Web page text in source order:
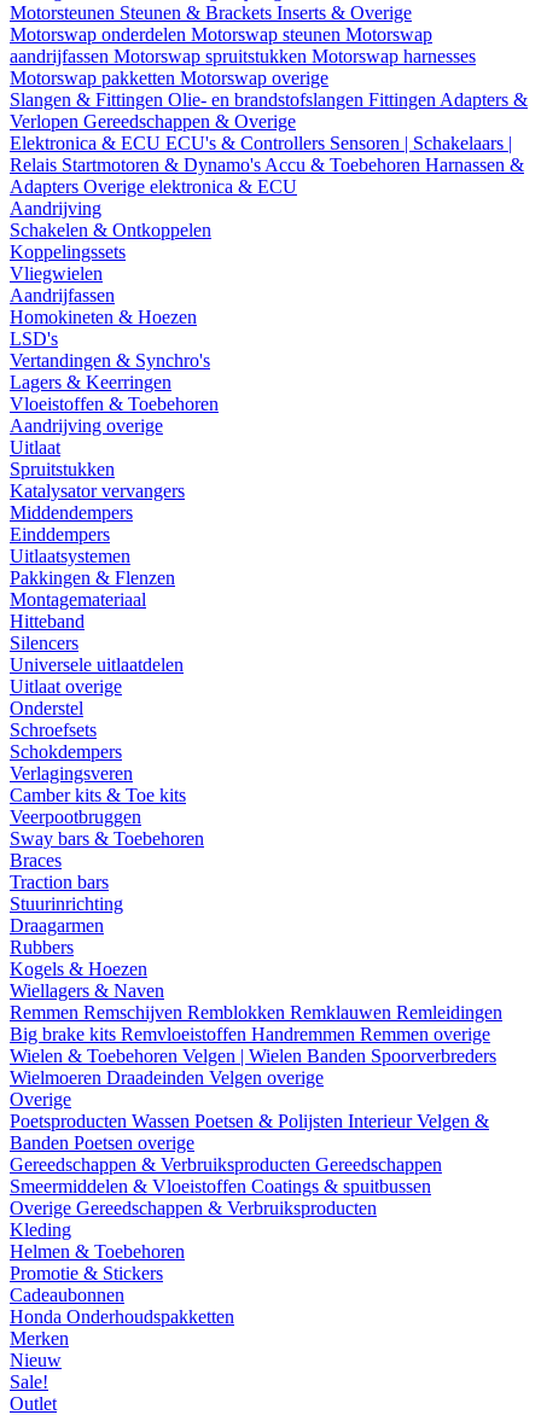
Motorsteunen Steunen & Brackets Inserts & Overige
Motorswap onderdelen Motorswap steunen Motorswap
aandrijfassen Motorswap spruitstukken Motorswap harnesses
Motorswap pakketten Motorswap overige
Slangen & Fittingen Olie- en brandstofslangen Fittingen Adapters &
Verlopen Gereedschappen & Overige
Elektronica & ECU ECU's & Controllers Sensoren | Schakelaars |
Relais Startmotoren & Dynamo's Accu & Toebehoren Harnassen &
Adapters Overige elektronica & ECU
Aandrijving
Schakelen & Ontkoppelen
Koppelingssets
Vliegwielen
Aandrijfassen
Homokineten & Hoezen
LSD's
Vertandingen & Synchro's
Lagers & Keerringen
Vloeistoffen & Toebehoren
Aandrijving overige
Uitlaat
Spruitstukken
Katalysator vervangers
Middendempers
Einddempers
Uitlaatsystemen
Pakkingen & Flenzen
Montagemateriaal
Hitteband
Silencers
Universele uitlaatdelen
Uitlaat overige
Onderstel
Schroefsets
Schokdempers
Verlagingsveren
Camber kits & Toe kits
Veerpootbruggen
Sway bars & Toebehoren
Braces
Traction bars
Stuurinrichting
Draagarmen
Rubbers
Kogels & Hoezen
Wiellagers & Naven
Remmen Remschijven Remblokken Remklauwen Remleidingen
Big brake kits Remvloeistoffen Handremmen Remmen overige
Wielen & Toebehoren Velgen | Wielen Banden Spoorverbreders
Wielmoeren Draadeinden Velgen overige
Overige
Poetsproducten Wassen Poetsen & Polijsten InterieurVelgen &
Banden Poetsen overige
Gereedschappen & Verbruiksproducten Gereedschappen
Smeermiddelen & Vloeistoffen Coatings & spuitbussen
Overige Gereedschappen & Verbruiksproducten
Kleding
Helmen & Toebehoren
Promotie & Stickers
Cadeaubonnen
Honda Onderhoudspakketten
Merken
Nieuw
Sale!
Outlet